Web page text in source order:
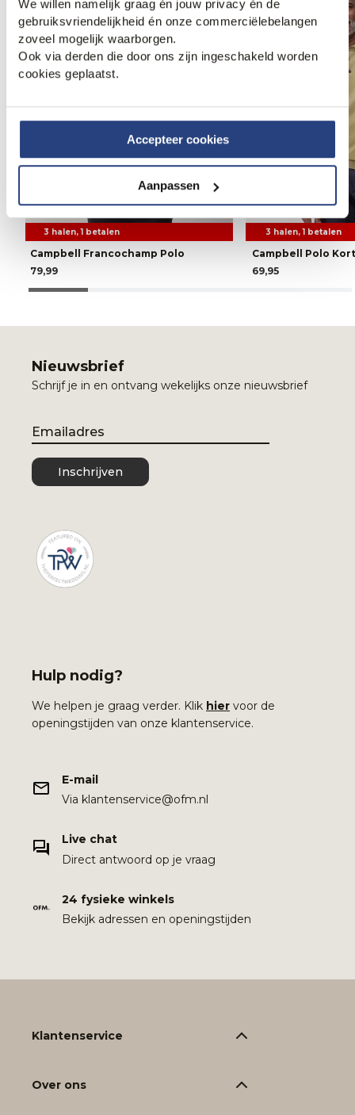
We willen namelijk graag én jouw privacy én de
gebruiksvriendelijkheid én onze commerciëlebelangen
zoveel mogelijk waarborgen.
Ook via derden die door ons zijn ingeschakeld worden
cookies geplaatst.
Accepteer cookies
Aanpassen
3 halen, 1 betalen
Campbell Francochamp Polo
79,99
3 halen, 1 betalen
Campbell Polo
69,95
Nieuwsbrief
Schrijf je in en ontvang wekelijks onze nieuwsbrief
Email
Inschrijven
Hulp nodig?
We helpen je graag verder. Klik hier voor de
openingstijden van onze klantenservice.
E-mail
Via klantenservice@ofm.nl
Live chat
Direct antwoord op je vraag
24 fysieke winkels
Bekijk adressen en openingstijden
Klantenservice
Over ons